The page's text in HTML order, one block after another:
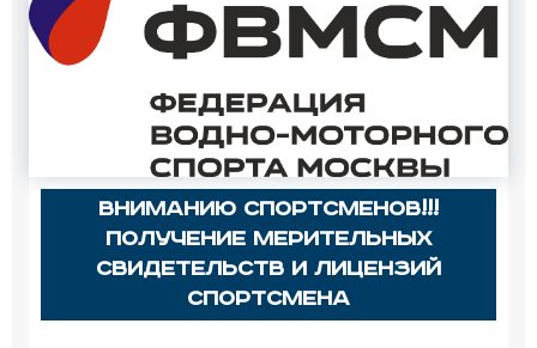
Вниманию Спортсменов!!!
Получение мерительных
свидетельств и лицензий
спортсмена